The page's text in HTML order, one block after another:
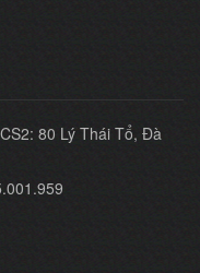
80 Lý Thái Tổ, Đà